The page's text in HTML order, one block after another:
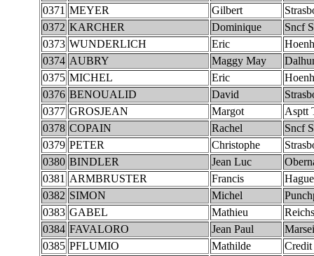
0371 MEYER Gilbert
0372 KARCHER Dominique
Sncf
0373 WUNDERLICH Eric
0374 AUBRY Maggy May
0375 MICHEL Eric
0376 BENOUALID David
0377 GROSJEAN Margot
Asptt
0378 COPAIN Rachel
Sncf
0379 PETER Christophe
0380 BINDLER Jean Luc
0381 ARMBRUSTER Francis
0382 SIMON Michel
0383 GABEL Mathieu
0384 FAVALORO Jean Paul
0385 PFLUMIO Mathilde